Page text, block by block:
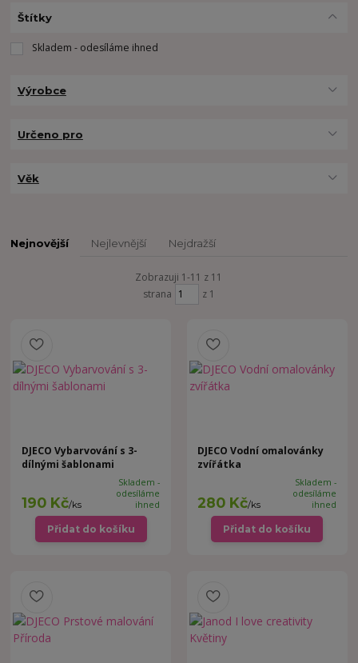
Štítky
Skladem - odesíláme ihned
Výrobce
Určeno pro
Věk
Nejnovější Nejlevnější Nejdražší
Zobrazuji 1-11 z 11
strana
z 1
DJECO Vybarvování s 3-
dílnými šablonami
190 Kč/ks
Skladem -
odesíláme
ihned
Přidat do košíku
DJECO Vodní omalovánky
zvířátka
280 Kč/ks
Skladem -
odesíláme
ihned
Přidat do košíku